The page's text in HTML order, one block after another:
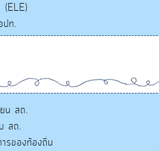
(ELE)
ปท.
ยน สถ.
สถ.
ารของท้องถิ่น